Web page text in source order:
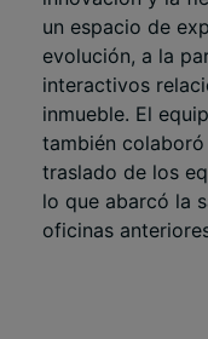
un espacio de
evolución, a la
interactivos
inmueble. El
también
traslado de los
lo que abarcó la
oficinas